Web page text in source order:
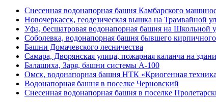
Снесенная водонапорная башня Камбарского
Новочеркасск, геодезическая вышка на Трамвайной
Уфа, бесшатровая водонапорная башня на Школьной
Соболевка, водонапорная башня бывшего кирпичного
Башни Домачевского лесничества
Самара, Дворянская улица, пожарная каланча на
Балашиха, Заря, башни системы А-100
Омск, водонапорная башня НТК «Криогенная
Водонапорная башня в поселке Черновский
Снесенная водонапорная башня в поселке